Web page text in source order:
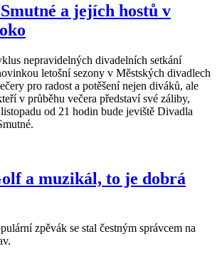
a jejích hostů v
nepravidelných divadelních setkání
letošní sezony v Městských divadlech
pro radost a potěšení nejen diváků, ale
v průběhu večera představí své záliby,
od 21 hodin bude jeviště Divadla
a muzikál, to je dobrá
zpěvák se stal čestným správcem na